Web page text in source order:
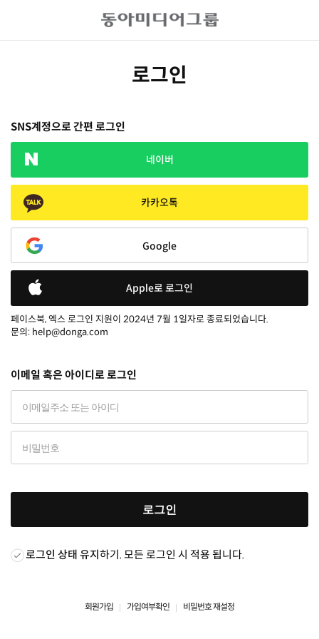
로그인
SNS계정으로 간편 로그인
네이버
카카오톡
Google
Apple로 로그인
페이스북, 엑스 로그인 지원이 2024년 7월 1일자로 종료되었습니다.
문의: help@donga.com
이메일 혹은 아이디로 로그인
로그인
로그인 상태 유지하기. 모든 로그인 시 적용 됩니다.
회원가입 가입여부확인 비밀번호 재설정